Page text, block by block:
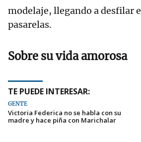
modelaje, llegando a desfilar
pasarelas.
Sobre su vida amorosa
TE PUEDE INTERESAR:
GENTE
Victoria Federica no se habla con su
madre y hace piña con Marichalar